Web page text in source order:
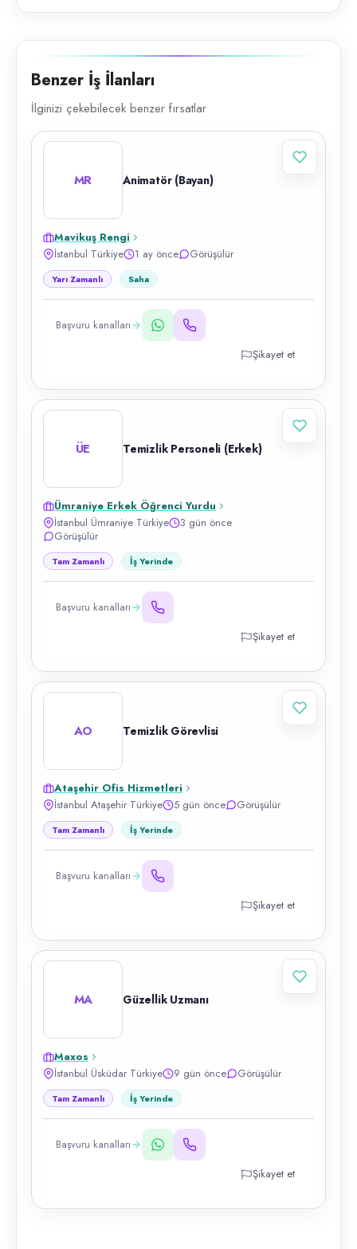
Benzer İş İlanları
İlginizi çekebilecek benzer fırsatlar
MR Animatör (Bayan)
Mavikuş Rengi
İstanbul Türkiye
1 ay önce Görüşülür
Yarı Zamanlı Saha
Başvuru kanalları
Şikayet et
ÜE Temizlik Personeli (Erkek)
Ümraniye Erkek Öğrenci Yurdu
İstanbul Ümraniye Türkiye
3 gün önce
Görüşülür
Tam Zamanlı İş Yerinde
Başvuru kanalları
Şikayet et
AO Temizlik Görevlisi
Ataşehir Ofis Hizmetleri
İstanbul Ataşehir Türkiye
5 gün önce Görüşülür
Tam Zamanlı İş Yerinde
Başvuru kanalları
Şikayet et
MA Güzellik Uzmanı
Maxos
İstanbul Üsküdar Türkiye
9 gün önce Görüşülür
Tam Zamanlı İş Yerinde
Başvuru kanalları
Şikayet et